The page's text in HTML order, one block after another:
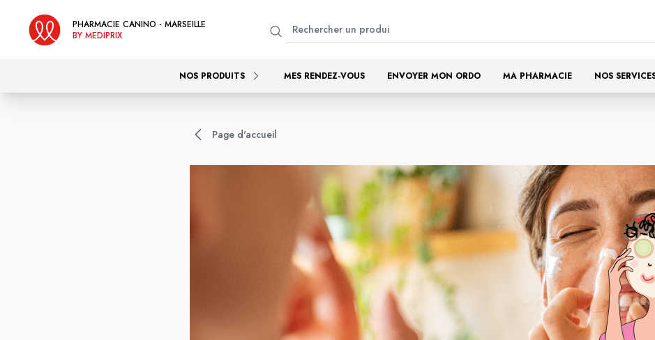
PHARMACIE CANINO - MARSEILLE
BY MEDIPRIX
NOS PRODUITS MES RENDEZ-VOUS ENVOYER MON ORDO MA PHARMACIE NOS
Page d'accueil